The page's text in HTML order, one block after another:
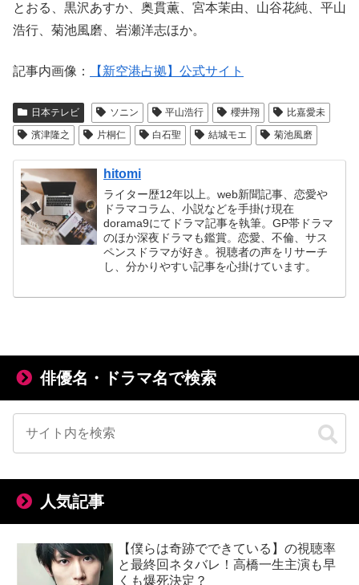
とおる、黒沢あすか、奥貫薫、宮本茉由、山谷花純、平山
浩行、菊池風磨、岩瀬洋志ほか。
記事内画像： 【新空港占拠】公式サイト
日本テレビ ソニン 平山浩行 櫻井翔
比嘉愛未
濱津隆之
片桐仁 白石聖 結城モエ 菊池風磨
hitomi
ライター歴12年以上。web新聞記事、恋愛や
ドラマコラム、小説などを手掛け現在
dorama9にてドラマ記事を執筆。GP帯ドラマ
のほか深夜ドラマも鑑賞。恋愛、不倫、サス
ペンスドラマが好き。視聴者の声をリサーチ
し、分かりやすい記事を心掛けています。
俳優名・ドラマ名で検索
人気記事
【僕らは奇跡でできている】の視聴率
と最終回ネタバレ！高橋一生主演も早
くも爆死決定？